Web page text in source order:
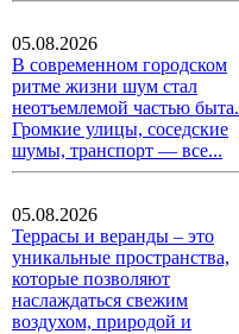
05.08.2026
В современном городском
ритме жизни шум стал
неотъемлемой частью быта.
Громкие улицы, соседские
шумы, транспорт — все...
05.08.2026
Террасы и веранды – это
уникальные пространства,
которые позволяют
наслаждаться свежим
воздухом, природой и